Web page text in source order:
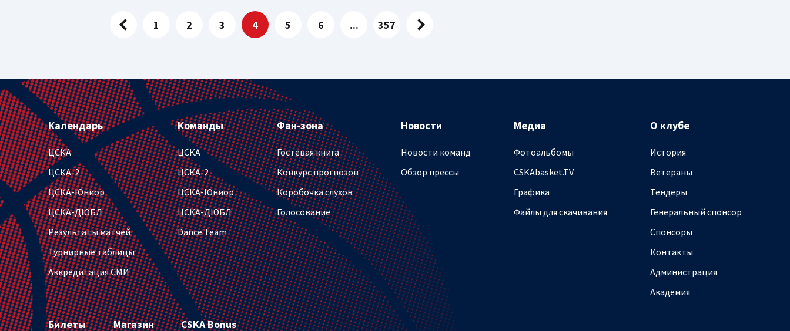
1 2 3 4 5 6 ... 357
Календарь
ЦСКА
ЦСКА-2
ЦСКА-Юниор
ЦСКА-ДЮБЛ
Результаты матчей
Турнирные таблицы
Аккредитация СМИ
Команды
ЦСКА
ЦСКА-2
ЦСКА-Юниор
ЦСКА-ДЮБЛ
Dance Team
Фан-зона
Гостевая книга
Конкурс прогнозов
Коробочка слухов
Голосование
Новости
Новости команд
Обзор прессы
Медиа
Фотоальбомы
CSKAbasket.TV
Графика
Файлы для скачивания
О клубе
История
Ветераны
Тендеры
Генеральный спонсор
Спонсоры
Контакты
Администрация
Академия
Билеты Магазин CSKA Bonus